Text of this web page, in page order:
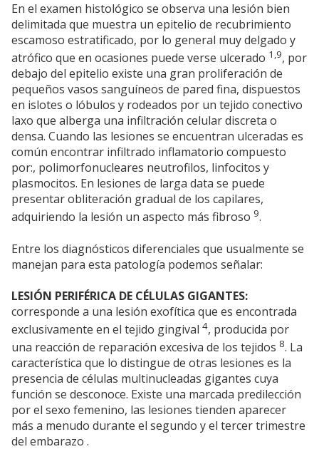
En el examen histológico se observa una lesión bien
delimitada que muestra un epitelio de recubrimiento
escamoso estratificado, por lo general muy delgado y
atrófico que en ocasiones puede verse ulcerado 1,9, por
debajo del epitelio existe una gran proliferación de
pequeños vasos sanguíneos de pared fina, dispuestos
en islotes o lóbulos y rodeados por un tejido conectivo
laxo que alberga una infiltración celular discreta o
densa. Cuando las lesiones se encuentran ulceradas es
común encontrar infiltrado inflamatorio compuesto
por:, polimorfonucleares neutrofilos, linfocitos y
plasmocitos. En lesiones de larga data se puede
presentar obliteración gradual de los capilares,
adquiriendo la lesión un aspecto más fibroso 9.
Entre los diagnósticos diferenciales que usualmente se
manejan para esta patología podemos señalar:
LESIÓN PERIFÉRICA DE CÉLULAS GIGANTES:
corresponde a una lesión exofítica que es encontrada
exclusivamente en el tejido gingival 4, producida por
una reacción de reparación excesiva de los tejidos 8. La
característica que lo distingue de otras lesiones es la
presencia de células multinucleadas gigantes cuya
función se desconoce. Existe una marcada predilección
por el sexo femenino, las lesiones tienden aparecer
más a menudo durante el segundo y el tercer trimestre
del embarazo .